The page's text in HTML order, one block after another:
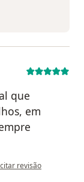
que
em
do utilizador
revisão